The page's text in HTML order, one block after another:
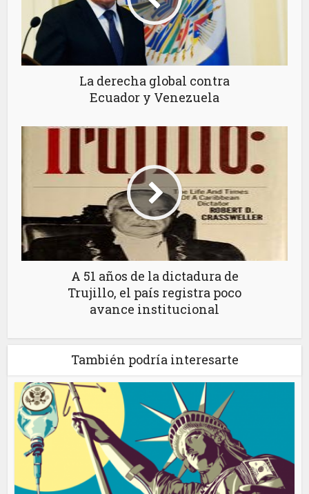
La derecha global contra
Ecuador y Venezuela
A 51 años de la dictadura de
Trujillo, el país registra poco
avance institucional
También podría interesarte